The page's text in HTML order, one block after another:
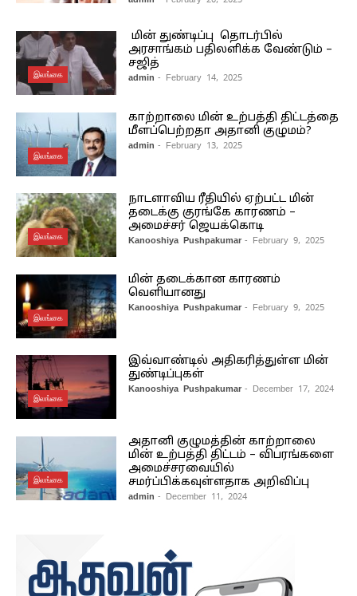
இலங்கை
மின் துண்டிப்பு தொடர்பில்
அரசாங்கம் பதிலளிக்க வேண்டும் –
சஜித்
admin - February 14, 2025
இலங்கை
காற்றாலை மின் உற்பத்தி திட்டத்தை
மீளப்பெற்றதா அதானி குழுமம்?
admin - February 13, 2025
இலங்கை
நாடளாவிய ரீதியில் ஏற்பட்ட மின்
தடைக்கு குரங்கே காரணம் –
அமைச்சர் ஜெயக்கொடி
Kanooshiya Pushpakumar - February 9, 2025
இலங்கை
மின் தடைக்கான காரணம்
வெளியானது
Kanooshiya Pushpakumar - February 9, 2025
இலங்கை
இவ்வாண்டில் அதிகரித்துள்ள மின்
துண்டிப்புகள்
Kanooshiya Pushpakumar - December 17, 2024
இலங்கை
அதானி குழுமத்தின் காற்றாலை
மின் உற்பத்தி திட்டம் – விபரங்களை
அமைச்சரவையில்
சமர்ப்பிக்கவுள்ளதாக அறிவிப்பு
admin - December 11, 2024